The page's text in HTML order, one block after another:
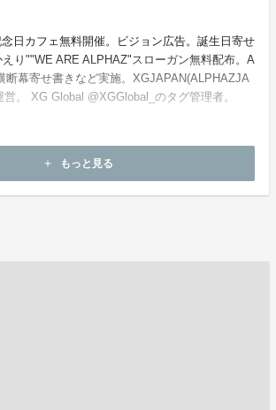
日カフェ無料開催。ビジョン広告。誕生日寄せ
り""WE ARE ALPHAZ"スローガン無料配布。A
断幕寄せ書きなど実施。XGJAPAN(ALPHAZJA
。 XG Global @XGGlobal_のタグ管理者。
add もっと見る